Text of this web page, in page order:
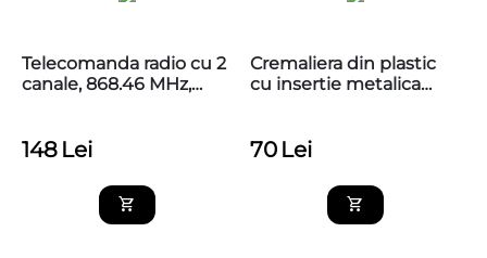
Telecomanda radio cu 2
canale, 868.46 MHz,
148 Lei
Cremaliera din plastic
cu insertie metalica
70 Lei